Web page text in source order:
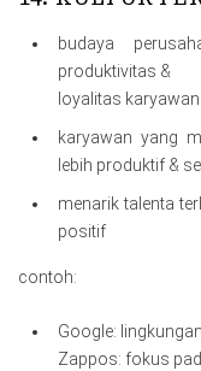
budaya
produktivitas &
loyalitas karyawan
karyawan yang
lebih produktif &
menarik talenta
positif
contoh:
Google:
Zappos: fokus